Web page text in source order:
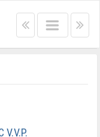
Left
bar
Main
menu
Right
menu
bar